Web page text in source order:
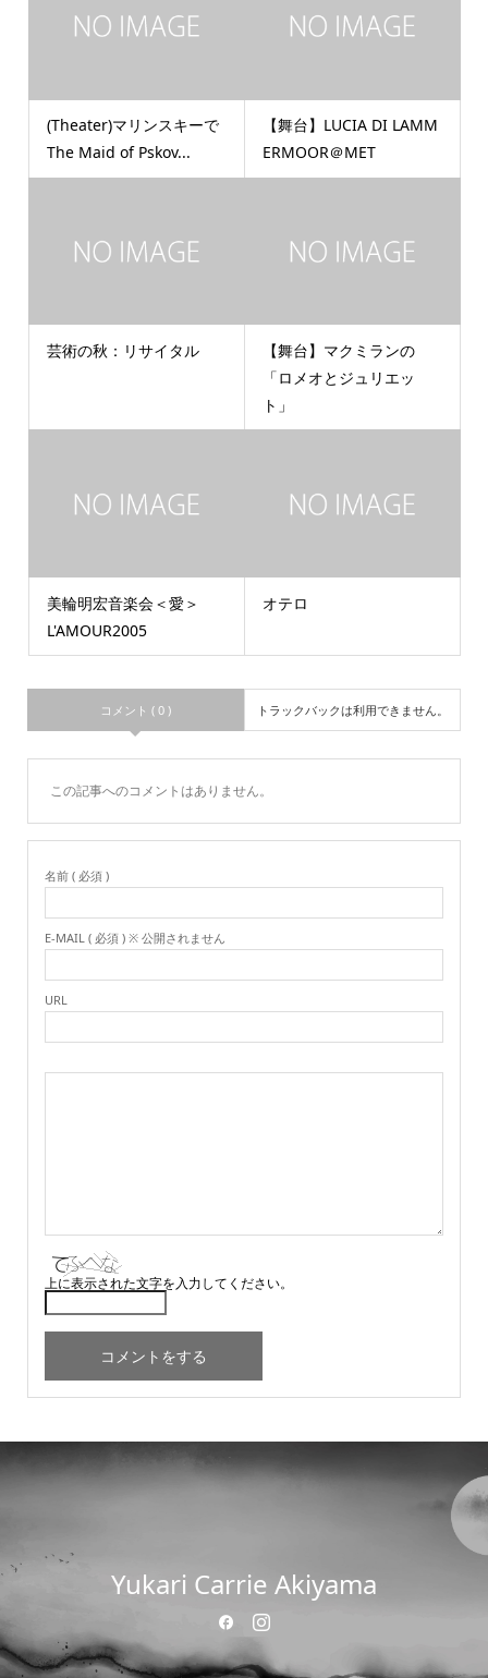
(Theater)マリンスキーで
The Maid of Pskov...
【舞台】LUCIA DI LAMM
ERMOOR＠MET
芸術の秋：リサイタル
【舞台】マクミランの
「ロメオとジュリエッ
ト」
美輪明宏音楽会＜愛＞
L'AMOUR2005
オテロ
コメント ( 0 ) トラックバックは利用できません。
この記事へのコメントはありません。
名前 ( 必須 )
E-MAIL ( 必須 ) ※ 公開されません
URL
上に表示された文字を入力してください。
Yukari Carrie Akiyama